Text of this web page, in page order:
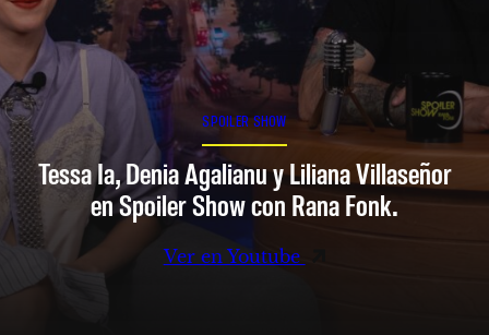
SPOILER SHOW
Tessa Ia, Denia Agalianu y Liliana Villaseñor
en Spoiler Show con Rana Fonk.
Ver en Youtube